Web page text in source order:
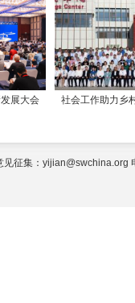
展大会 社会工作助力乡
征集：yijian@swchina.org